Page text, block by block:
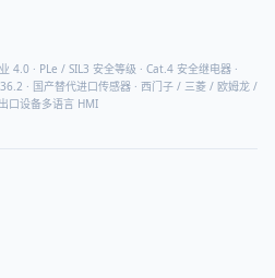
4.0 · PLe / SIL3 安全等级 · Cat.4 安全继电器 ·
· 国产替代进口传感器 · 西门子 / 三菱 / 欧姆龙 /
口设备多语言 HMI